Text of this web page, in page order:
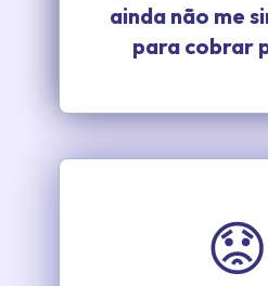
😟
ainda não me
para cobrar